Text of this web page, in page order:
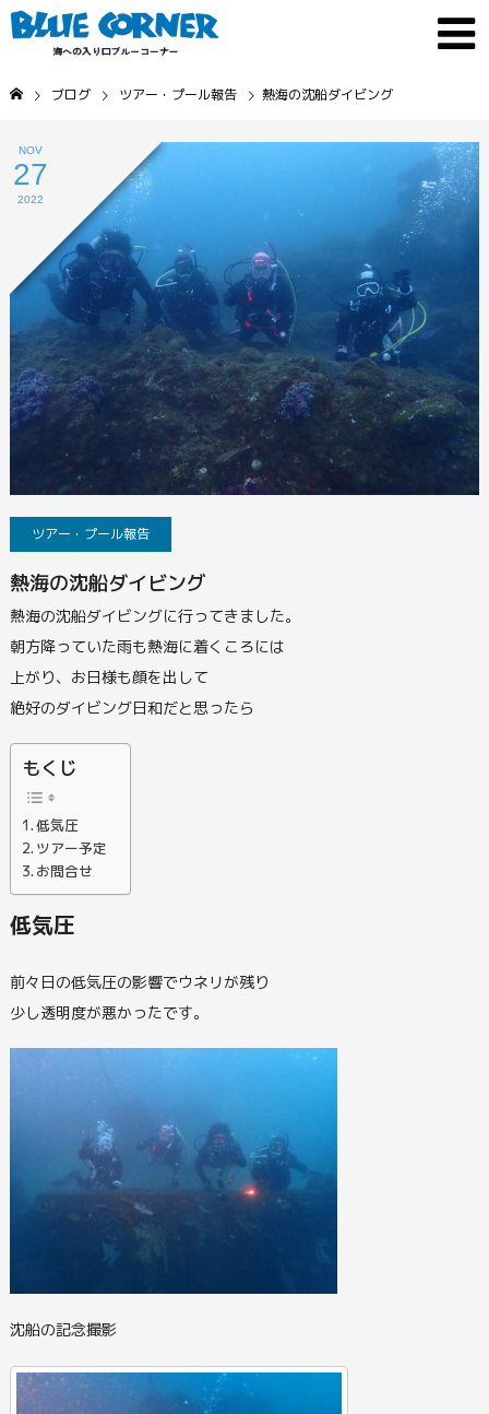
ブログ ツアー・プール報告 熱海の沈船ダイビング
NOV
27
2022
ツアー・プール報告
熱海の沈船ダイビング
熱海の沈船ダイビングに行ってきました。
朝方降っていた雨も熱海に着くころには
上がり、お日様も顔を出して
絶好のダイビング日和だと思ったら
もくじ
低気圧
ツアー予定
お問合せ
低気圧
前々日の低気圧の影響でウネリが残り
少し透明度が悪かったです。
沈船の記念撮影